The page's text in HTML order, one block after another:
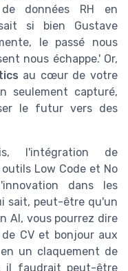
données RH en
si bien Gustave
le passé nous
nous échappe.' Or,
au cœur de votre
seulement capturé,
le futur vers des
l'intégration de
Low Code et No
dans les
sait, peut-être qu'un
AI, vous pourrez dire
CV et bonjour aux
un claquement de
il faudrait peut-être